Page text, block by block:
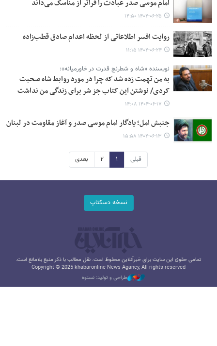
امام موسی صدر عبادت را فراتر از مناسک می‌داند
۱۴۰۴-۰۶-۲۵ ۱۴:۵۰
روایت افسر اطلاعاتی از لحظه اعدام صادق قطب‌زاده
۱۴۰۴-۰۶-۲۴ ۱۱:۱۵
نویسنده «شاه و شطرنج قدرت در خاورمیانه»:
به من تهمت زده شد که چرا در مورد روابط شاه صحبت
کردی/ نوشتن این کتاب جز شر برای زندگی من نداشت
۱۴۰۴-۰۶-۱۷ ۱۴:۰۸
جنبش امل؛ یادگار امام موسی صدر و آغاز مقاومت در لبنان
۱۴۰۴-۰۶-۱۳ ۱۵:۵۸
قبلی ۱ ۲ بعدی
نسخه دسکتاپ
تمامی حقوق این سایت برای خبرآنلاین محفوظ است. نقل مطالب با ذکر منبع بلامانع است.
Copyright © 2025 khabaronline News Agancy, All rights reserved
طراحی و تولید: نستوه